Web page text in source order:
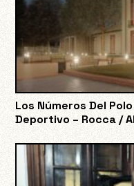
Los Números Del
Deportivo – Rocca /